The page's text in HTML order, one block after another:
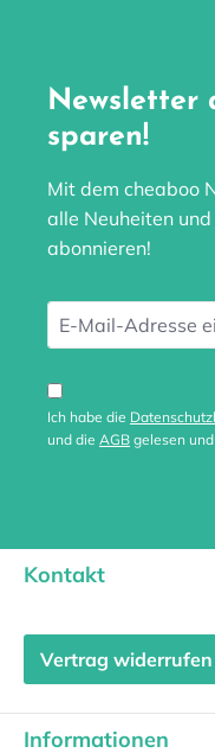
Newsletter
sparen!
Mit dem cheaboo
alle Neuheiten
abonnieren!
Ich habe die
und die AGB gelesen
Kontakt
Vertrag widerrufen
Informationen